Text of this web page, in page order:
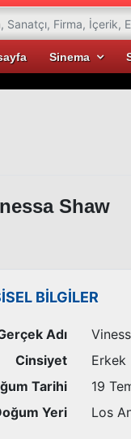
Sinema
Shaw
BİLGİLER
Adı
Cinsiyet
Erkek
Tarihi
19
Yeri
Los